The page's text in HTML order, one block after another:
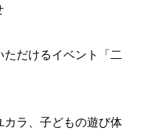
だけるイベント「二
ラ、子どもの遊び体